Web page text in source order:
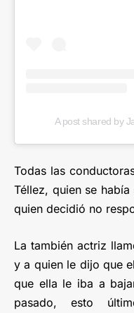
A post shared by
Todas las
Téllez, quien se
quien decidió no
La también actriz
y a quien le dijo que
que ella le iba a
pasado, esto